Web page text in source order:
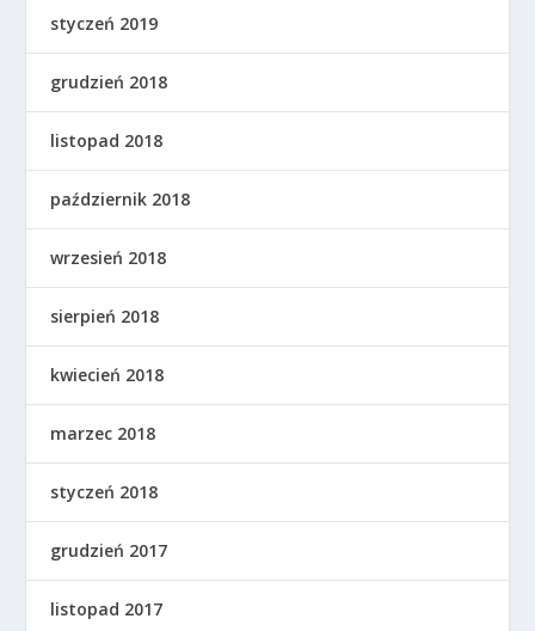
styczeń 2019
grudzień 2018
listopad 2018
październik 2018
wrzesień 2018
sierpień 2018
kwiecień 2018
marzec 2018
styczeń 2018
grudzień 2017
listopad 2017